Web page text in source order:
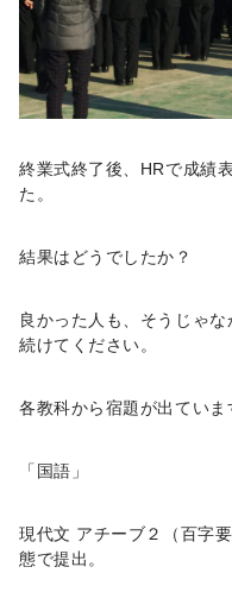
終業式終了後、HRで成績
た。
結果はどうでしたか？
良かった人も、そうじゃ
続けてください。
各教科から宿題が出ていま
「国語」
現代文 アチーブ２（百字
態で提出。